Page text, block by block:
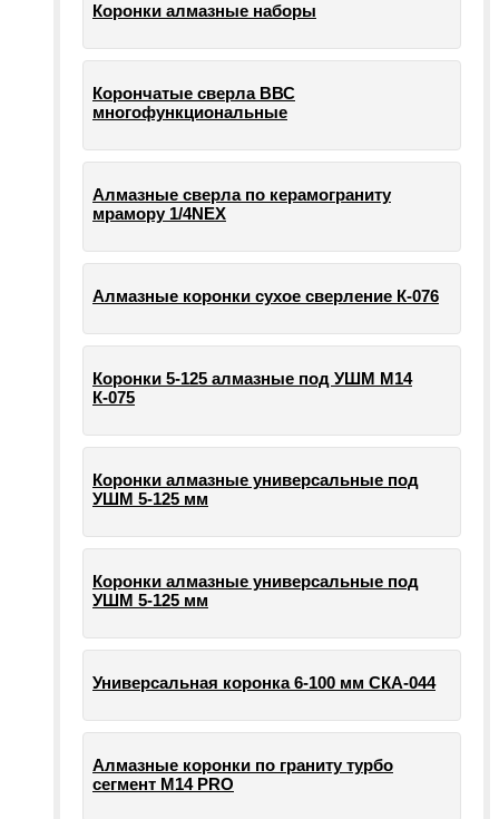
Коронки алмазные наборы
Корончатые сверла ВВС
многофункциональные
Алмазные сверла по керамограниту
мрамору 1/4NEX
Алмазные коронки сухое сверление К-076
Коронки 5-125 алмазные под УШМ М14
К-075
Коронки алмазные универсальные под
УШМ 5-125 мм
Коронки алмазные универсальные под
УШМ 5-125 мм
Универсальная коронка 6-100 мм СКА-044
Алмазные коронки по граниту турбо
сегмент М14 PRO